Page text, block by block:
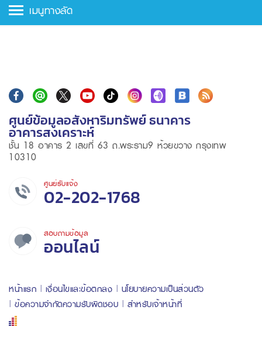
เมนูทางลัด
ศูนย์ข้อมูลอสังหาริมทรัพย์ ธนาคาร
อาคารสงเคราะห์
ชั้น 18 อาคาร 2 เลขที่ 63 ถ.พระราม9 ห้วยขวาง กรุงเทพ
10310
ศูนย์รับแจ้ง
02-202-1768
สอบถามข้อมูล
ออนไลน์
หน้าแรก เงื่อนไขและข้อตกลง
นโยบายความเป็นส่วนตัว
ข้อความจำกัดความรับผิดชอบ
สำหรับเจ้าหน้าที่